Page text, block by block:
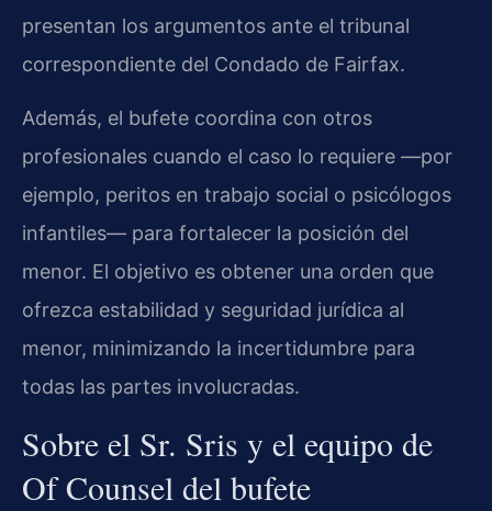
presentan los argumentos ante el tribunal
correspondiente del Condado de Fairfax.
Además, el bufete coordina con otros
profesionales cuando el caso lo requiere —por
ejemplo, peritos en trabajo social o psicólogos
infantiles— para fortalecer la posición del
menor. El objetivo es obtener una orden que
ofrezca estabilidad y seguridad jurídica al
menor, minimizando la incertidumbre para
todas las partes involucradas.
Sobre el Sr. Sris y el equipo de
Of Counsel del bufete